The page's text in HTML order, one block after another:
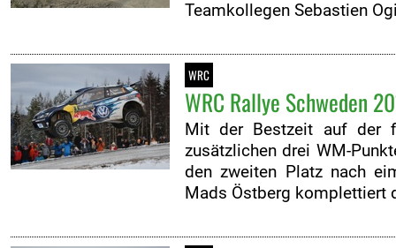
Teamkollegen Sebastien
WRC
WRC Rallye Schweden
Mit der Bestzeit auf der
zusätzlichen drei WM-
den zweiten Platz nach
Mads Östberg komplettiert